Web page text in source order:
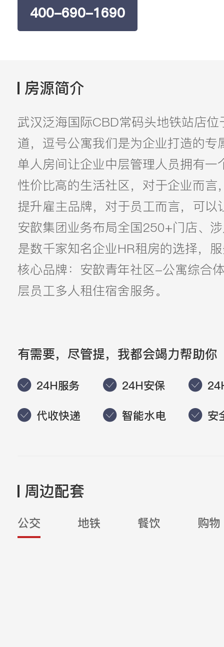
400-690-1690
房源简介
武汉泛海国际CBD常码头地铁站店
道，逗号公寓我们是为企业打造的专
单人房间让企业中层管理人员拥有
性价比高的生活社区，对于企业而
提升雇主品牌，对于员工而言，可以
安歆集团业务布局全国250+门店、
是数千家知名企业HR租房的选择，
核心品牌：安歆青年社区-公寓综合
层员工多人租住宿舍服务。
有需要，尽管提，我都会竭力帮助你
24H服务 24H安保
代收快递
智能水电 安
周边配套
公交 地铁 餐饮 购物